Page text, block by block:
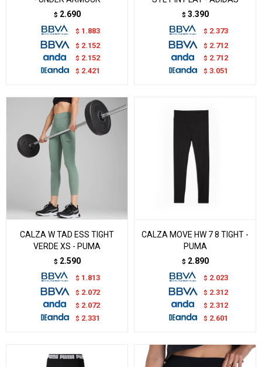
$ 2.690
$ 1.883
$ 2.152
$ 2.152
$ 2.421
$ 3.390
$ 2.373
$ 2.712
$ 2.712
$ 3.051
CALZA W TAD ESS TIGHT
VERDE XS - PUMA
$ 2.590
$ 1.813
$ 2.072
$ 2.072
$ 2.331
CALZA MOVE HW 7 8 TIGHT -
PUMA
$ 2.890
$ 2.023
$ 2.312
$ 2.312
$ 2.601